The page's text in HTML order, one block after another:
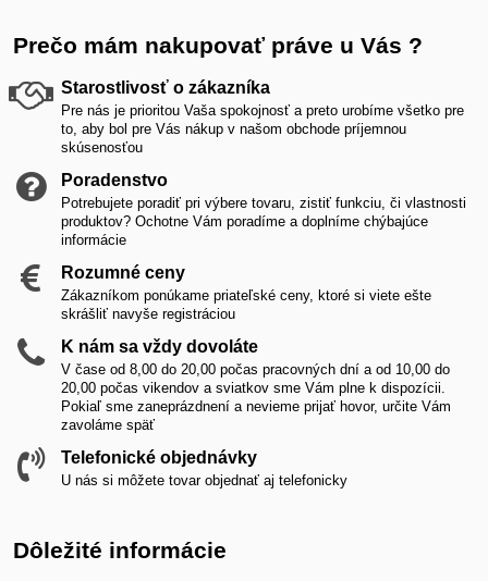
Prečo mám nakupovať práve u Vás ?
Starostlivosť o zákazníka
Pre nás je prioritou Vaša spokojnosť a preto urobíme všetko pre
to, aby bol pre Vás nákup v našom obchode príjemnou
skúsenosťou
Poradenstvo
Potrebujete poradiť pri výbere tovaru, zistiť funkciu, či vlastnosti
produktov? Ochotne Vám poradíme a doplníme chýbajúce
informácie
Rozumné ceny
Zákazníkom ponúkame priateľské ceny, ktoré si viete ešte
skrášliť navyše registráciou
K nám sa vždy dovoláte
V čase od 8,00 do 20,00 počas pracovných dní a od 10,00 do
20,00 počas vikendov a sviatkov sme Vám plne k dispozícii.
Pokiaľ sme zaneprázdnení a nevieme prijať hovor, určite Vám
zavoláme späť
Telefonické objednávky
U nás si môžete tovar objednať aj telefonicky
Dôležité informácie